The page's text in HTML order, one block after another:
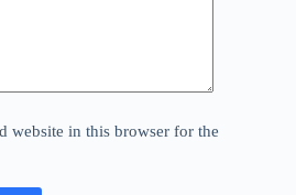
website in this browser for the